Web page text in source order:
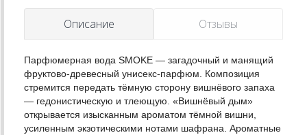
Описание Отзывы
Парфюмерная вода SMOKE — загадочный и манящий
фруктово-древесный унисекс-парфюм. Композиция
стремится передать тёмную сторону вишнёвого запаха
― гедонистическую и тлеющую. «Вишнёвый дым»
открывается изысканным ароматом тёмной вишни,
усиленным экзотическими нотами шафрана. Ароматные